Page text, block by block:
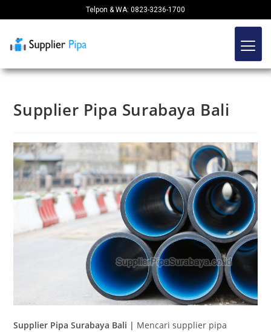
Telpon & WA: 0823-3236-1700
Supplier Pipa Surabaya Bali
Supplier Pipa Surabaya Bali | Mencari supplier pipa